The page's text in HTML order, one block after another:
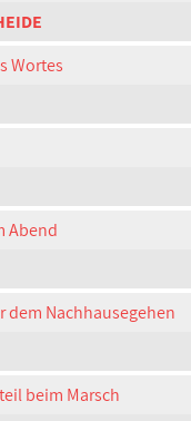
Wortes
Abend
dem Nachhausegehen
beim Marsch